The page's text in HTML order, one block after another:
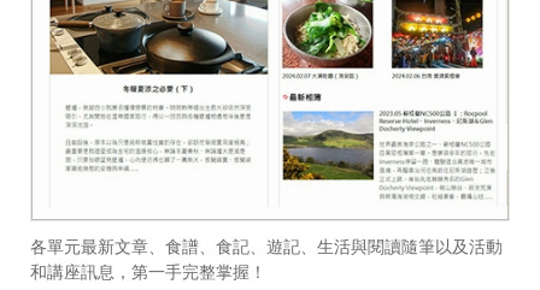
各單元最新文章、食譜、食記、遊記、生活與閱讀隨筆以及活動
和講座訊息，第一手完整掌握！